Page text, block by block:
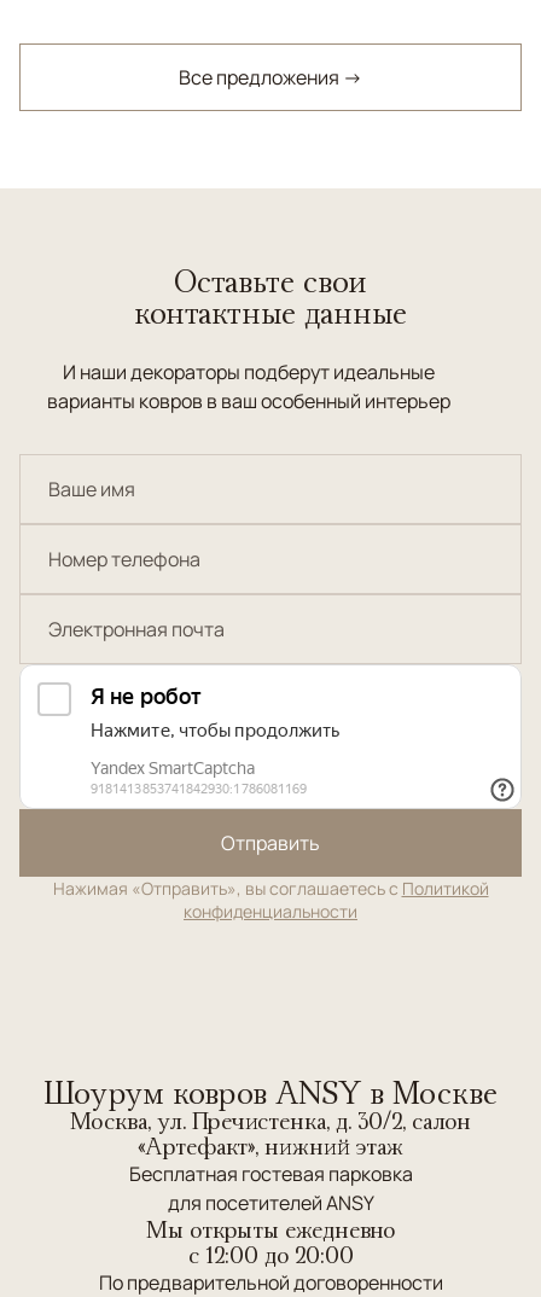
Все предложения →
Оставьте свои
контактные данные
И наши декораторы подберут идеальные
варианты ковров в ваш особенный интерьер
Отправить
Нажимая «Отправить», вы соглашаетесь с Политикой
конфиденциальности
Шоурум ковров ANSY в Москве
Москва, ул. Пречистенка, д. 30/2, салон
«Артефакт», нижний этаж
Бесплатная гостевая парковка
для посетителей ANSY
Мы открыты ежедневно
c 12:00 до 20:00
По предварительной договоренности